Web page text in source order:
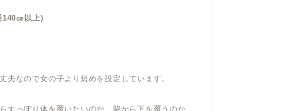
140㎝以上)
夫なので女の子より短めを設定しています。
すっぽり体を覆いたいのか、脇から下を覆うのか、